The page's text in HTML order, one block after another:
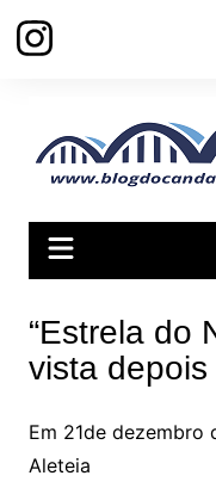
para
“Estrela do
vista
Em 21de dezembro
Aleteia